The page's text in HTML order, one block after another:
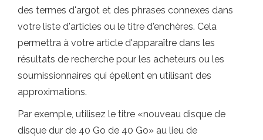
des termes d'argot et des phrases connexes dans
votre liste d'articles ou le titre d'enchères. Cela
permettra à votre article d'apparaître dans les
résultats de recherche pour les acheteurs ou les
soumissionnaires qui épellent en utilisant des
approximations.
Par exemple, utilisez le titre «nouveau disque de
disque dur de 40 Go de 40 Go» au lieu de